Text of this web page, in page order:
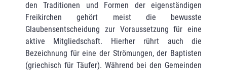
den Traditionen und Formen der eigenständigen
Freikirchen gehört meist die bewusste
Glaubensentscheidung zur Voraussetzung für eine
aktive Mitgliedschaft. Hierher rührt auch die
Bezeichnung für eine der Strömungen, der Baptisten
(griechisch für Täufer). Während bei den Gemeinden